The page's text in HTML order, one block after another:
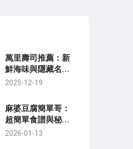
萬里壽司推薦：新
鮮海味與隱藏名店
全攻略，在地人私
2025-12-19
麻婆豆腐簡單哥：
超簡單食譜與秘訣
大公開，在家輕鬆
2026-01-13